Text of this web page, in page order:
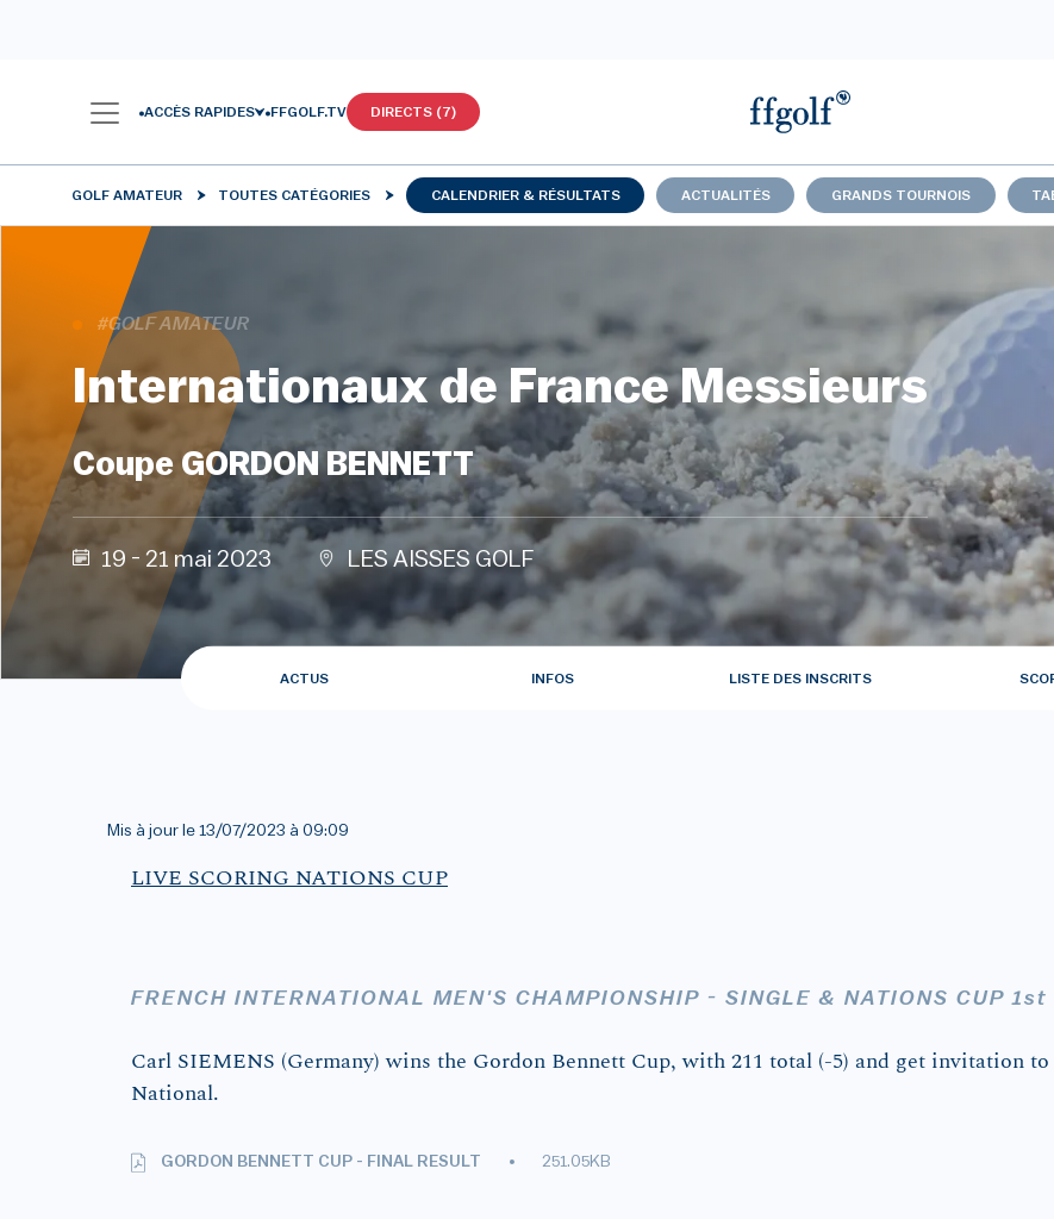
ACCÈS RAPIDES FFGOLF.TV DIRECTS (7)
GOLF AMATEUR TOUTES CATÉGORIES CALENDRIER & RÉSULTATS ACTUALITÉS GRANDS TOURNOIS
#GOLF AMATEUR
Internationaux de France Messieurs
Coupe GORDON BENNETT
19 - 21 mai 2023 LES AISSES GOLF
ACTUS INFOS LISTE DES INSCRITS
Mis à jour le 13/07/2023 à 09:09
LIVE SCORING NATIONS CUP
FRENCH INTERNATIONAL MEN'S CHAMPIONSHIP - SINGLE & NATIONS CUP 1st
Carl SIEMENS (Germany) wins the Gordon Bennett Cup, with 211 total (-5) and get invitation
National.
GORDON BENNETT CUP - FINAL RESULT 251.05KB